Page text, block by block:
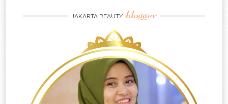
JAKARTA BEAUTY blogger